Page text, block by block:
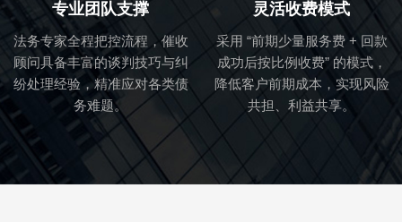
专业团队支撑
法务专家全程把控流程，催收
顾问具备丰富的谈判技巧与纠
纷处理经验，精准应对各类债
务难题。
灵活收费模式
采用 “前期少量服务费 + 回款
成功后按比例收费” 的模式，
降低客户前期成本，实现风险
共担、利益共享。